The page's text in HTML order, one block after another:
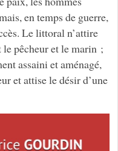
en temps de guerre,
Le littoral n’attire
pêcheur et le marin ;
assaini et aménagé,
et attise le désir d’une